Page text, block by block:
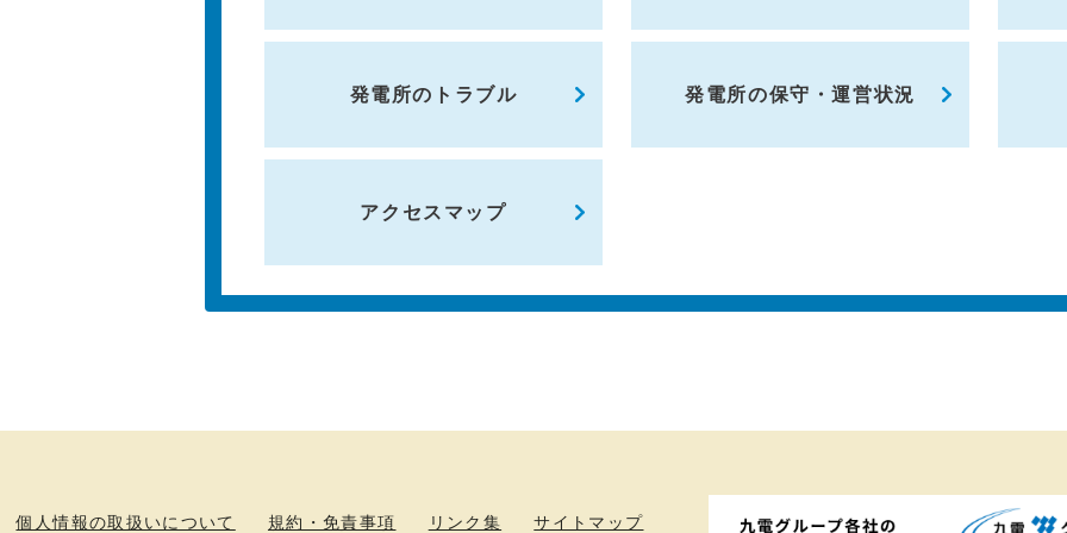
発電所のトラブル 発電所の保守・運営状況
アクセスマップ
個人情報の取扱いについて 規約・免責事項 リンク集 サイトマップ